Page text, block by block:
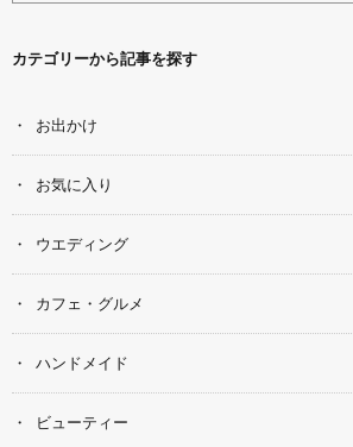
カテゴリーから記事を探す
お出かけ
お気に入り
ウエディング
カフェ・グルメ
ハンドメイド
ビューティー